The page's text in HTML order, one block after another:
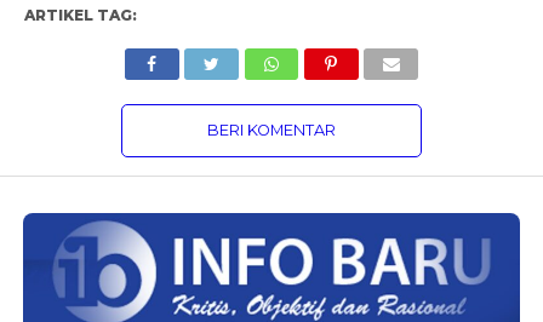
ARTIKEL TAG:
BERI KOMENTAR